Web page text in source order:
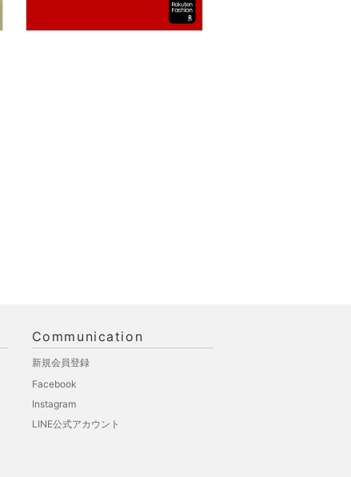
Communication
新規会員登録
Facebook
Instagram
LINE公式アカウント